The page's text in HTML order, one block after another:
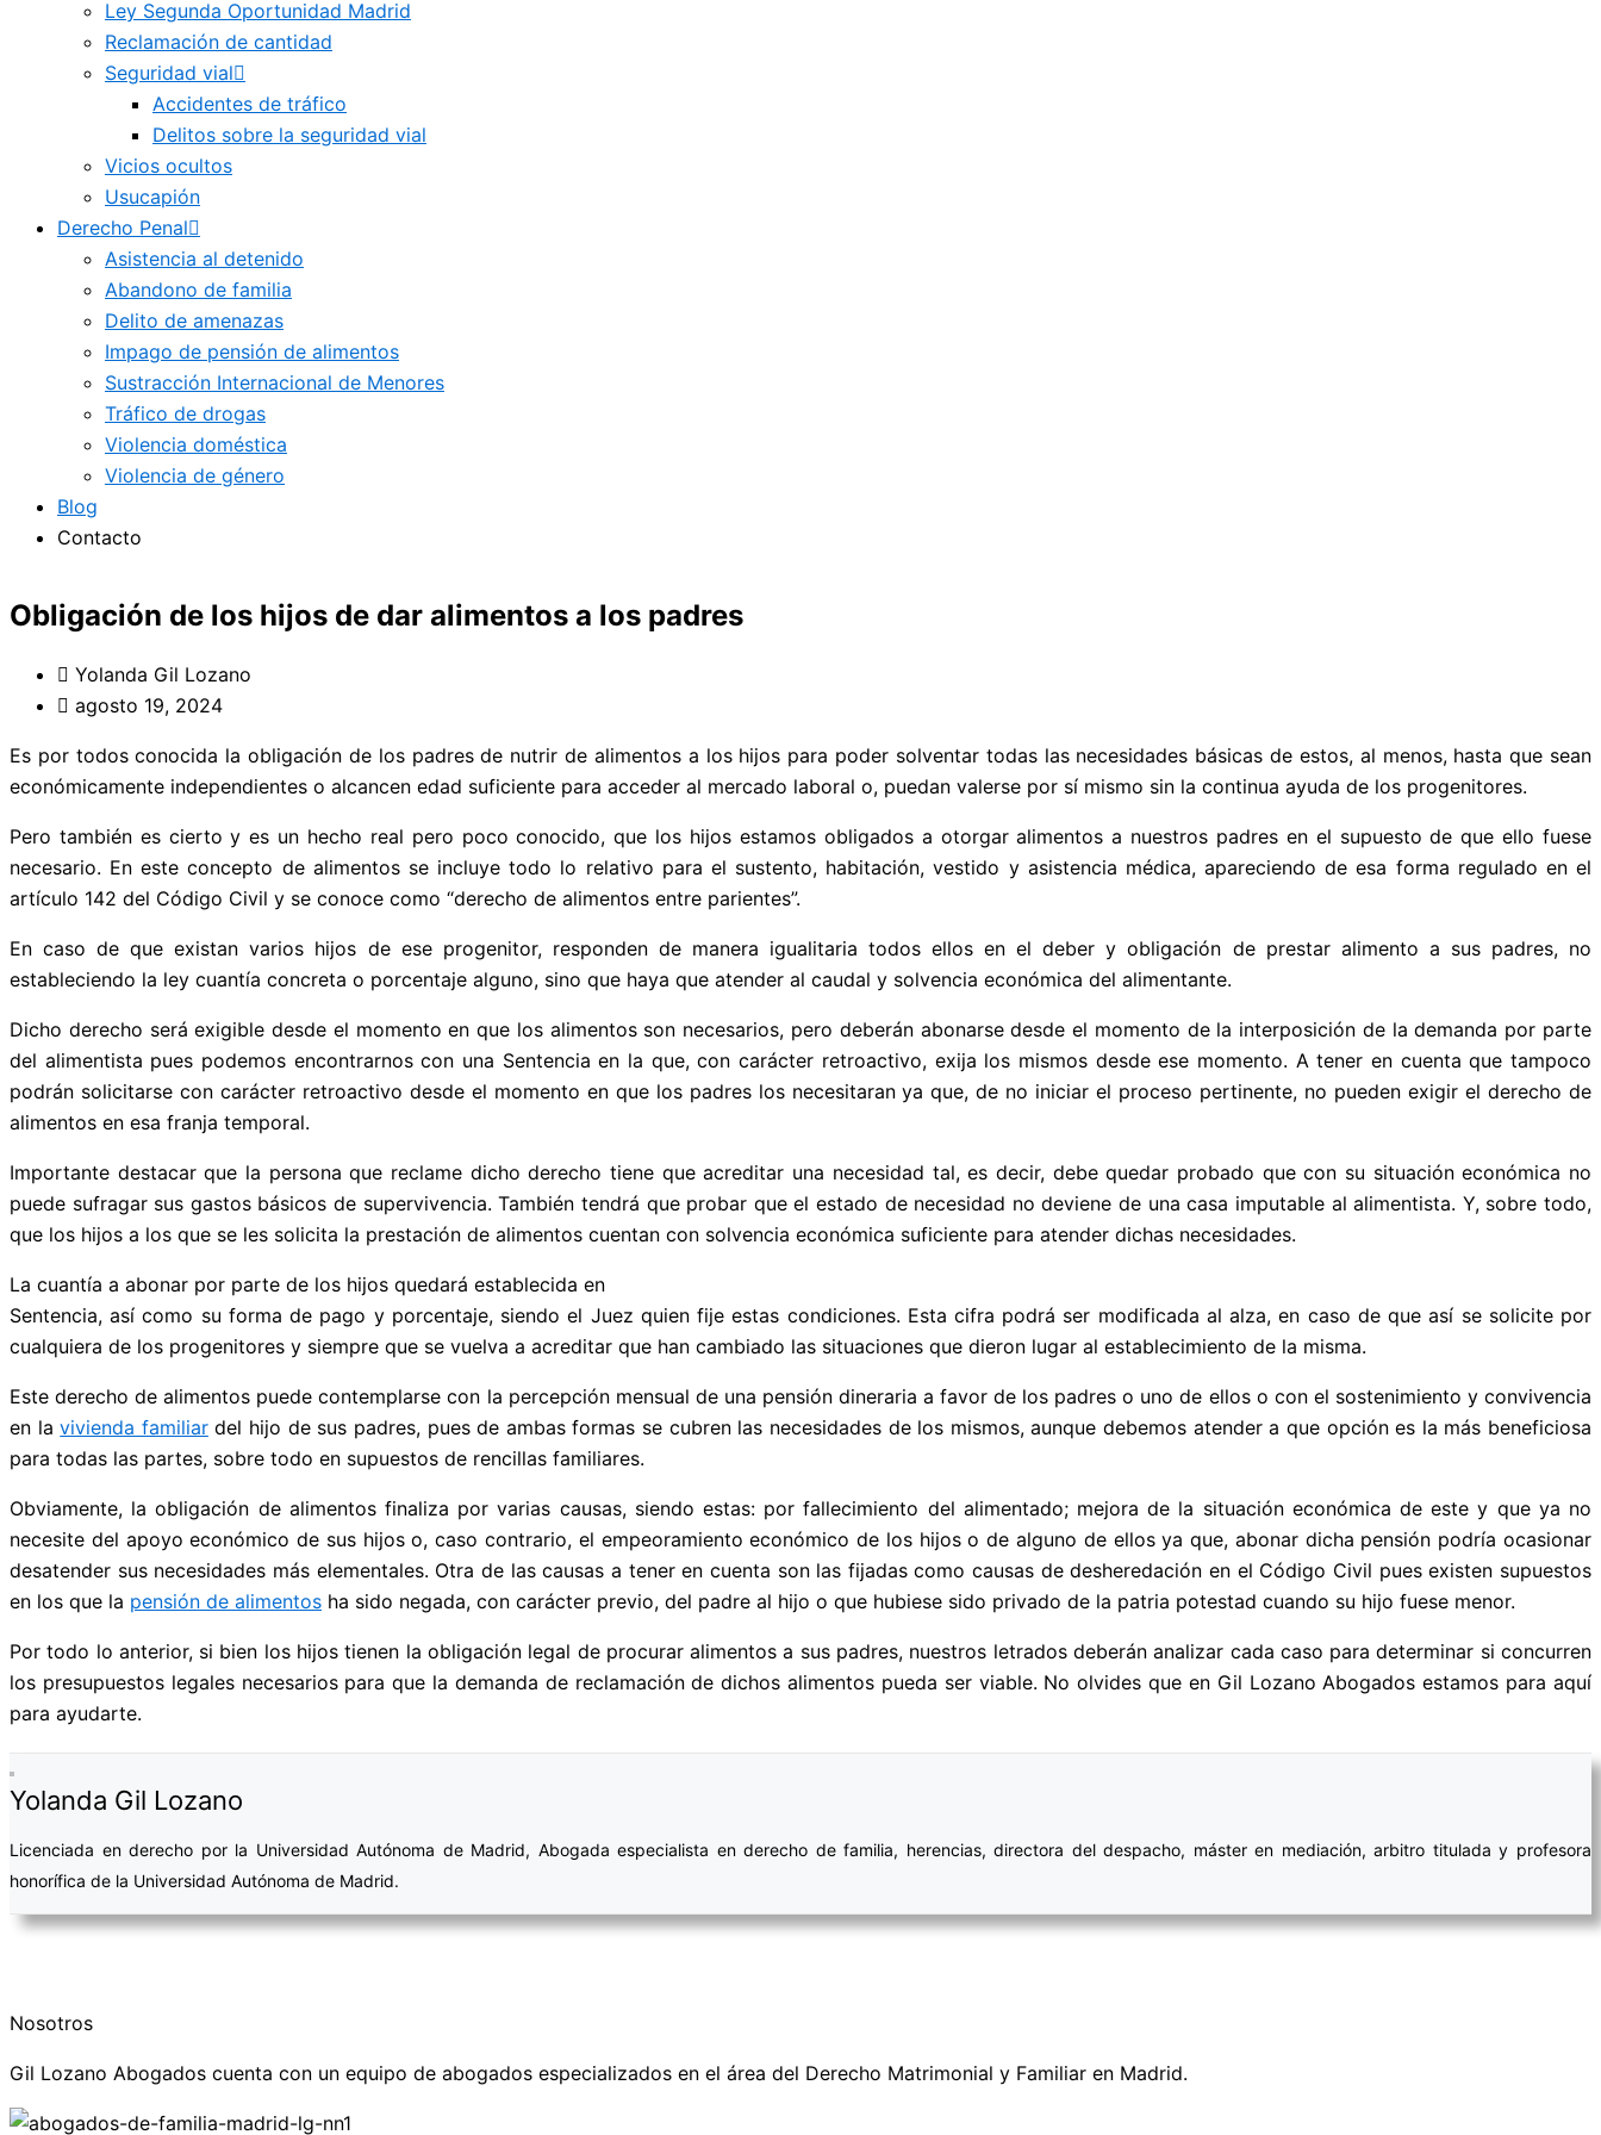
Ley Segunda Oportunidad Madrid
Reclamación de cantidad
Seguridad vial
Accidentes de tráfico
Delitos sobre la seguridad vial
Vicios ocultos
Usucapión
Derecho Penal
Asistencia al detenido
Abandono de familia
Delito de amenazas
Impago de pensión de alimentos
Sustracción Internacional de Menores
Tráfico de drogas
Violencia doméstica
Violencia de género
Blog
Contacto
Obligación de los hijos de dar alimentos a los padres
Yolanda Gil Lozano
agosto 19, 2024
Es por todos conocida la obligación de los padres de nutrir de alimentos a los hijos para poder solventar todas las necesidades básicas de estos, al menos, hasta que sean
económicamente independientes o alcancen edad suficiente para acceder al mercado laboral o, puedan valerse por sí mismo sin la continua ayuda de los progenitores.
Pero también es cierto y es un hecho real pero poco conocido, que los hijos estamos obligados a otorgar alimentos a nuestros padres en el supuesto de que ello fuese
necesario. En este concepto de alimentos se incluye todo lo relativo para el sustento, habitación, vestido y asistencia médica, apareciendo de esa forma regulado en el
artículo 142 del Código Civil y se conoce como “derecho de alimentos entre parientes”.
En caso de que existan varios hijos de ese progenitor, responden de manera igualitaria todos ellos en el deber y obligación de prestar alimento a sus padres, no
estableciendo la ley cuantía concreta o porcentaje alguno, sino que haya que atender al caudal y solvencia económica del alimentante.
Dicho derecho será exigible desde el momento en que los alimentos son necesarios, pero deberán abonarse desde el momento de la interposición de la demanda por parte
del alimentista pues podemos encontrarnos con una Sentencia en la que, con carácter retroactivo, exija los mismos desde ese momento. A tener en cuenta que tampoco
podrán solicitarse con carácter retroactivo desde el momento en que los padres los necesitaran ya que, de no iniciar el proceso pertinente, no pueden exigir el derecho de
alimentos en esa franja temporal.
Importante destacar que la persona que reclame dicho derecho tiene que acreditar una necesidad tal, es decir, debe quedar probado que con su situación económica no
puede sufragar sus gastos básicos de supervivencia. También tendrá que probar que el estado de necesidad no deviene de una casa imputable al alimentista. Y, sobre todo,
que los hijos a los que se les solicita la prestación de alimentos cuentan con solvencia económica suficiente para atender dichas necesidades.
La cuantía a abonar por parte de los hijos quedará establecida en
Sentencia, así como su forma de pago y porcentaje, siendo el Juez quien fije estas condiciones. Esta cifra podrá ser modificada al alza, en caso de que así se solicite por
cualquiera de los progenitores y siempre que se vuelva a acreditar que han cambiado las situaciones que dieron lugar al establecimiento de la misma.
Este derecho de alimentos puede contemplarse con la percepción mensual de una pensión dineraria a favor de los padres o uno de ellos o con el sostenimiento y convivencia
en lavivienda familiardel hijo de sus padres, pues de ambas formas se cubren las necesidades de los mismos, aunque debemos atender a que opción es la más beneficiosa
para todas las partes, sobre todo en supuestos de rencillas familiares.
Obviamente, la obligación de alimentos finaliza por varias causas, siendo estas: por fallecimiento del alimentado; mejora de la situación económica de este y que ya no
necesite del apoyo económico de sus hijos o, caso contrario, el empeoramiento económico de los hijos o de alguno de ellos ya que, abonar dicha pensión podría ocasionar
desatender sus necesidades más elementales. Otra de las causas a tener en cuenta son las fijadas como causas de desheredación en el Código Civil pues existen supuestos
en los que la pensión de alimentos ha sido negada, con carácter previo, del padre al hijo o que hubiese sido privado de la patria potestad cuando su hijo fuese menor.
Por todo lo anterior, si bien los hijos tienen la obligación legal de procurar alimentos a sus padres, nuestros letrados deberán analizar cada caso para determinar si concurren
los presupuestos legales necesarios para que la demanda de reclamación de dichos alimentos pueda ser viable. No olvides que en Gil Lozano Abogados estamos para aquí
para ayudarte.
Yolanda Gil Lozano
Licenciada en derecho por la Universidad Autónoma de Madrid, Abogada especialista en derecho de familia, herencias, directora del despacho, máster en mediación, arbitro titulada y profesora
honorífica de la Universidad Autónoma de Madrid.
Nosotros
Gil Lozano Abogados cuenta con un equipo de abogados especializados en el área del Derecho Matrimonial y Familiar en Madrid.